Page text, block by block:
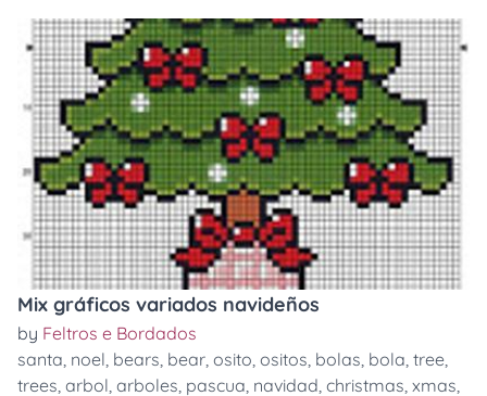
Mix gráficos variados navideños
by Feltros e Bordados
santa, noel, bears, bear, osito, ositos, bolas, bola, tree,
trees, arbol, arboles, pascua, navidad, christmas, xmas,